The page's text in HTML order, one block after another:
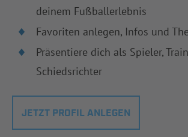
deinem Fußballerlebnis
Favoriten anlegen, Infos und
Präsentiere dich als Spieler,
Schiedsrichter
JETZT PROFIL ANLEGEN